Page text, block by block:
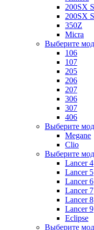
200SX
200SX
350Z
Micra
Выберите
106
107
205
206
207
306
307
406
Выберите
Megane
Clio
Выберите
Lancer 4
Lancer 5
Lancer 6
Lancer 7
Lancer 8
Lancer 9
Eclipse
Выберите